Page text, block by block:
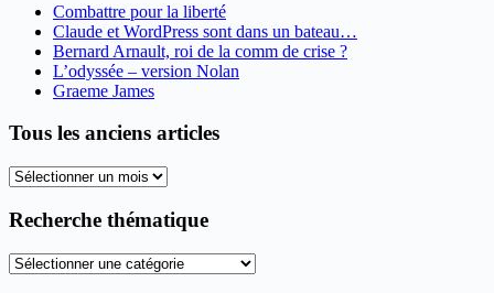
Combattre pour la liberté
Claude et WordPress sont dans un bateau…
Bernard Arnault, roi de la comm de crise ?
L’odyssée – version Nolan
Graeme James
Tous les anciens articles
Tous
anciens
Recherche thématique
Recherche